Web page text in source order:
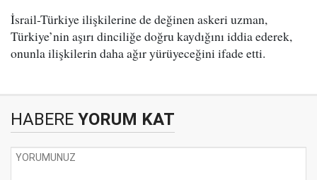
İsrail-Türkiye ilişkilerine de değinen askeri uzman,
Türkiye’nin aşırı dinciliğe doğru kaydığını iddia ederek,
onunla ilişkilerin daha ağır yürüyeceğini ifade etti.
HABERE YORUM KAT